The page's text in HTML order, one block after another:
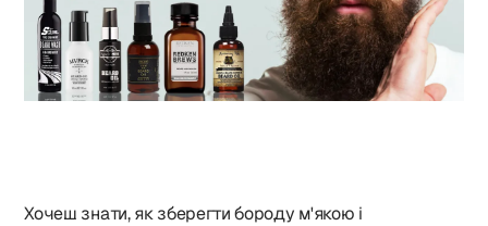
Хочеш знати, як зберегти бороду м'якою і